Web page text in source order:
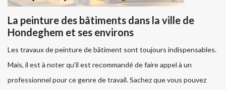
La peinture des bâtiments dans la ville de
Hondeghem et ses environs
Les travaux de peinture de bâtiment sont toujours indispensables.
Mais, il est à noter qu'il est recommandé de faire appel à un
professionnel pour ce genre de travail. Sachez que vous pouvez